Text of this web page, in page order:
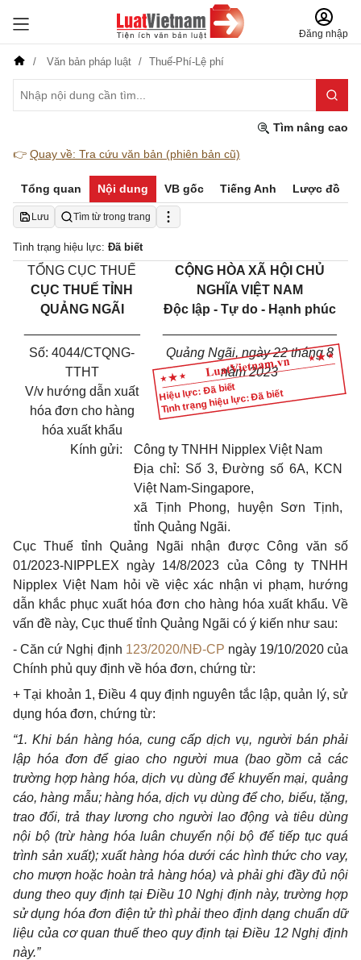
Đăng nhập
Văn bản pháp luật Thuế-Phí-Lệ phí
Tìm nâng cao
👉 Quay về: Tra cứu văn bản (phiên bản cũ)
Tổng quan Nội dung VB gốc Tiếng Anh Lược đồ
Lưu Tìm từ trong trang
Tình trạng hiệu lực: Đã biết
Hiệu lực: Đã biết
Tình trạng hiệu lực: Đã biết
TỔNG CỤC THUẾ
CỤC THUẾ TỈNH
QUẢNG NGÃI
CỘNG HÒA XÃ HỘI CHỦ
NGHĨA VIỆT NAM
Độc lập - Tự do - Hạnh phúc
Số: 4044/CTQNG-
TTHT
V/v hướng dẫn xuất
hóa đơn cho hàng
hóa xuất khẩu
Quảng Ngãi, ngày 22 tháng 8
năm 2023
Kính gửi:
Công ty TNHH Nipplex Việt Nam
Địa chỉ: Số 3, Đường số 6A, KCN
Việt Nam-Singapore,
xã Tịnh Phong, huyện Sơn Tịnh,
tỉnh Quảng Ngãi.
Cục Thuế tỉnh Quảng Ngãi nhận được Công văn số
01/2023-NIPPLEX ngày 14/8/2023 của Công ty TNHH
Nipplex Việt Nam hỏi về việc xác nhận vi phạm, hướng
dẫn khắc phục xuất hóa đơn cho hàng hóa xuất khẩu. Về
vấn đề này, Cục thuế tỉnh Quảng Ngãi có ý kiến như sau:
- Căn cứ Nghị định 123/2020/NĐ-CP ngày 19/10/2020 của
Chính phủ quy định về hóa đơn, chứng từ:
+ Tại khoản 1, Điều 4 quy định nguyên tắc lập, quản lý, sử
dụng hóa đơn, chứng từ:
“1. Khi bán hàng hóa, cung cấp dịch vụ, người bán phải
lập hóa đơn để giao cho người mua (bao gồm cả các
trường hợp hàng hóa, dịch vụ dùng để khuyến mại, quảng
cáo, hàng mẫu; hàng hóa, dịch vụ dùng để cho, biếu, tặng,
trao đổi, trả thay lương cho người lao động và tiêu dùng
nội bộ (trừ hàng hóa luân chuyển nội bộ để tiếp tục quá
trình sản xuất); xuất hàng hóa dưới các hình thức cho vay,
cho mượn hoặc hoàn trả hàng hóa) và phải ghi đầy đủ nội
dung theo quy định tại Điều 10 Nghị định này, trường hợp
sử dụng hóa đơn điện tử thì phải theo định dạng chuẩn dữ
liệu của cơ quan thuế theo quy định tại Điều 12 Nghị định
này.”